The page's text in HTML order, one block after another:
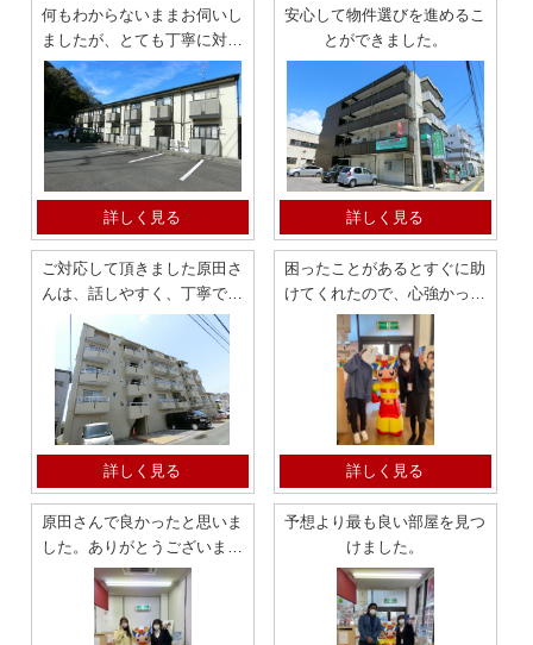
何もわからないままお伺いし
ましたが、とても丁寧に対応
して頂きました。竹谷町 単
身向け アパート
詳しく見る
安心して物件選びを進めるこ
とができました。
詳しく見る
ご対応して頂きました原田さ
んは、話しやすく、丁寧で感
謝しています。
詳しく見る
困ったことがあるとすぐに助
けてくれたので、心強かった
です！
詳しく見る
原田さんで良かったと思いま
した。ありがとうございまし
た。
予想より最も良い部屋を見つ
けました。